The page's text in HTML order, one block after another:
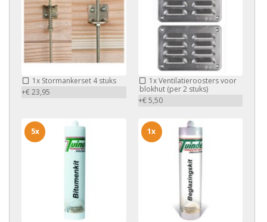
1x Stormankerset 4 stuks
+€ 23,95
1xVentilatieroosters voor
blokhut (per 2 stuks)
+€ 5,50
5x 1x